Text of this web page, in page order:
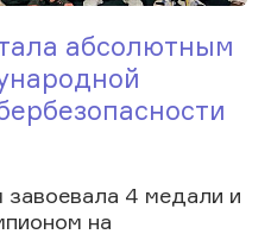
абсолютным
завоевала 4 медали и
на